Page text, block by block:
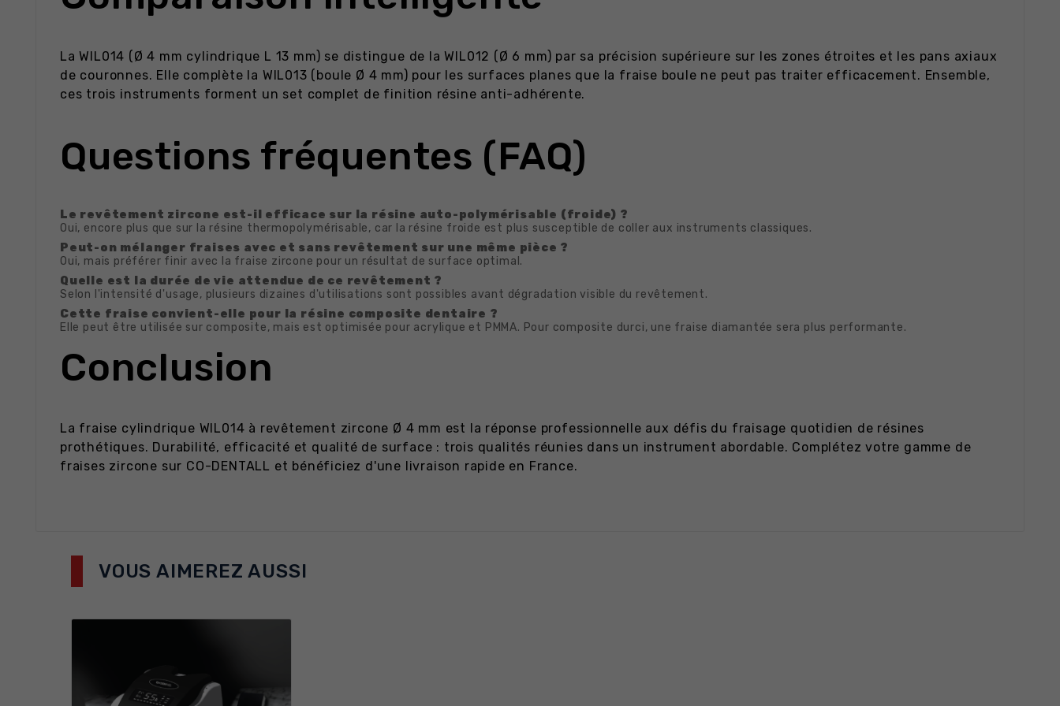
La WIL014 (Ø 4 mm cylindrique L 13 mm) se distingue de la WIL012 (Ø 6 mm) par sa précision supérieure sur les zones étroites et les pans axiaux
de couronnes. Elle complète la WIL013 (boule Ø 4 mm) pour les surfaces planes que la fraise boule ne peut pas traiter efficacement. Ensemble,
ces trois instruments forment un set complet de finition résine anti-adhérente.
Questions fréquentes (FAQ)
Le revêtement zircone est-il efficace sur la résine auto-polymérisable (froide) ?
Oui, encore plus que sur la résine thermopolymérisable, car la résine froide est plus susceptible de coller aux instruments classiques.
Peut-on mélanger fraises avec et sans revêtement sur une même pièce ?
Oui, mais préférer finir avec la fraise zircone pour un résultat de surface optimal.
Quelle est la durée de vie attendue de ce revêtement ?
Selon l'intensité d'usage, plusieurs dizaines d'utilisations sont possibles avant dégradation visible du revêtement.
Cette fraise convient-elle pour la résine composite dentaire ?
Elle peut être utilisée sur composite, mais est optimisée pour acrylique et PMMA. Pour composite durci, une fraise diamantée sera plus performante.
Conclusion
La fraise cylindrique WIL014 à revêtement zircone Ø 4 mm est la réponse professionnelle aux défis du fraisage quotidien de résines
prothétiques. Durabilité, efficacité et qualité de surface : trois qualités réunies dans un instrument abordable. Complétez votre gamme de
fraises zircone sur CO-DENTALL et bénéficiez d'une livraison rapide en France.
VOUS AIMEREZ AUSSI